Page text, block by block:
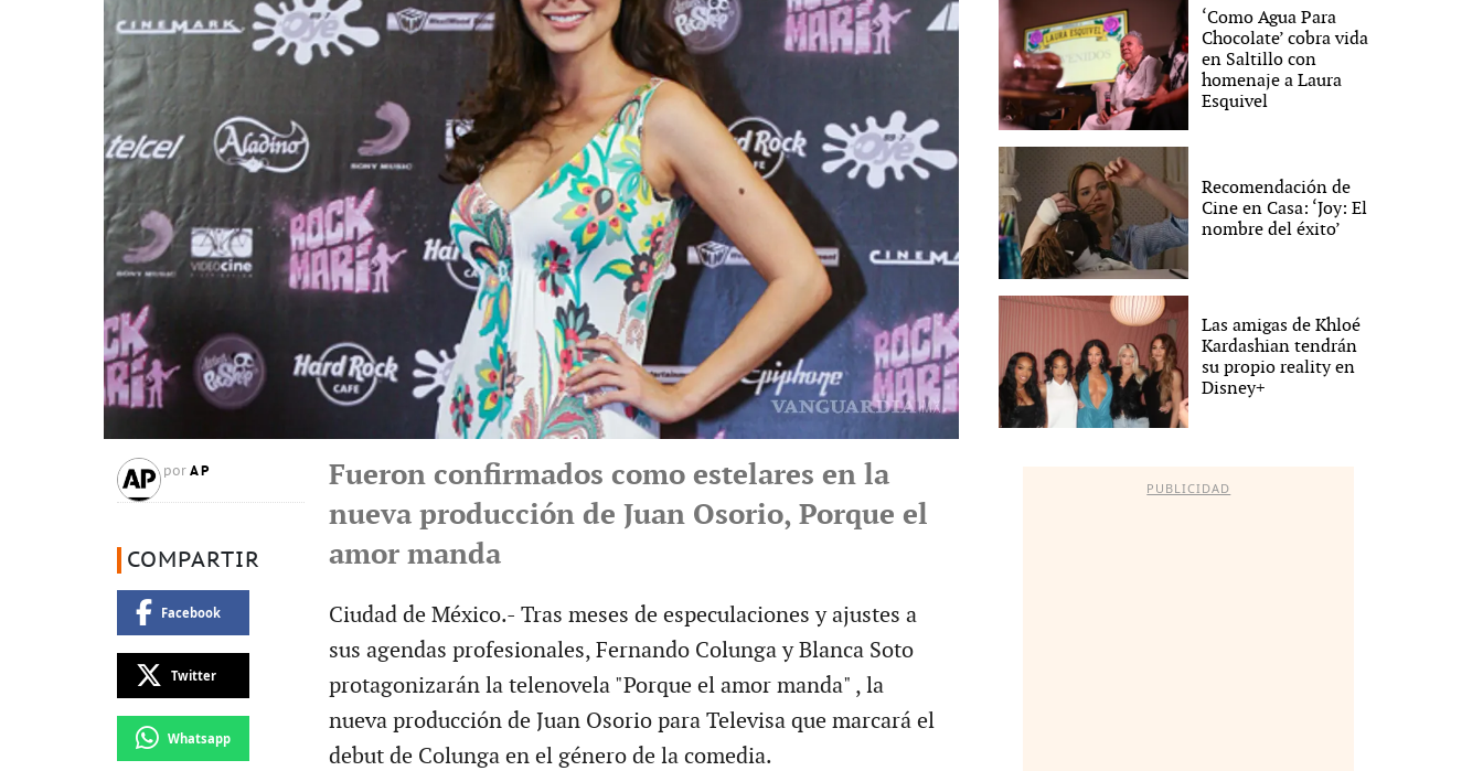
por AP
COMPARTIR
Facebook
Twitter
Whatsapp
Fueron confirmados como estelares en la
nueva producción de Juan Osorio, Porque el
amor manda
Ciudad de México.- Tras meses de especulaciones y ajustes a
sus agendas profesionales, Fernando Colunga y Blanca Soto
protagonizarán la telenovela "Porque el amor manda" , la
nueva producción de Juan Osorio para Televisa que marcará el
debut de Colunga en el género de la comedia.
‘Como Agua Para
Chocolate’ cobra vida
en Saltillo con
homenaje a Laura
Esquivel
Recomendación de
Cine en Casa: ‘Joy: El
nombre del éxito’
Las amigas de Khloé
Kardashian tendrán
su propio reality en
Disney+
PUBLICIDAD